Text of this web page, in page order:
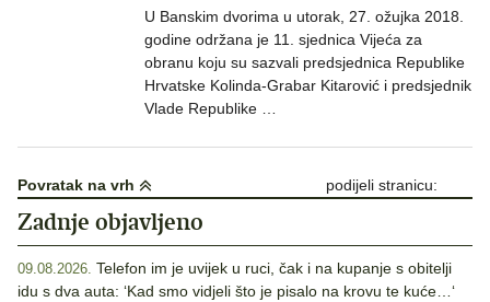
U Banskim dvorima u utorak, 27. ožujka 2018.
godine održana je 11. sjednica Vijeća za
obranu koju su sazvali predsjednica Republike
Hrvatske Kolinda-Grabar Kitarović i predsjednik
Vlade Republike …
Povratak na vrh podijeli stranicu:
Zadnje objavljeno
09.08.2026. Telefon im je uvijek u ruci, čak i na kupanje s obitelji
idu s dva auta: ‘Kad smo vidjeli što je pisalo na krovu te kuće…‘